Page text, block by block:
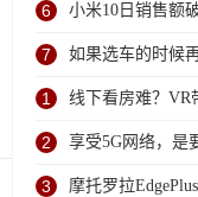
6 小米10日销售额
手机市场
7 如果选车的时候
过新自由光2.0T
1 线下看房难？VR
2 享受5G网络，是
公司给出答案
3 摩托罗拉